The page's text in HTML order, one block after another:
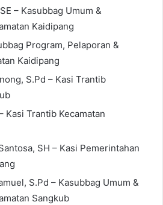
– Kasubbag Umum &
Kaidipang
Program, Pelaporan &
Kaidipang
S.Pd – Kasi Trantib
Kasi Trantib Kecamatan
SH – Kasi Pemerintahan
S.Pd – Kasubbag Umum &
Sangkub